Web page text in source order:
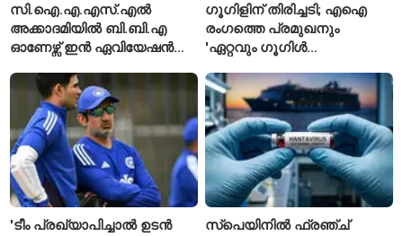
സി.ഐ.എ.എസ്.എൽ
അക്കാദമിയിൽ ബി.ബി.എ
ഓണേഴ്സ് ഇൻ ഏവിയേഷൻ
ഈമാസം 12 വരെ
ഗൂഗിളിന് തിരിച്ചടി; എഐ
രംഗത്തെ പ്രമുഖനും
'ഏറ്റവും ഗൂഗിൾ
വിശേഷിപ്പിക്കപ്പെട്ട
ഗവേഷകൻ രാജിവെച്ചു
'ടീം പ്രഖ്യാപിച്ചാൽ ഉടൻ
സ്പെയിനിൽ ഫ്രഞ്ച്